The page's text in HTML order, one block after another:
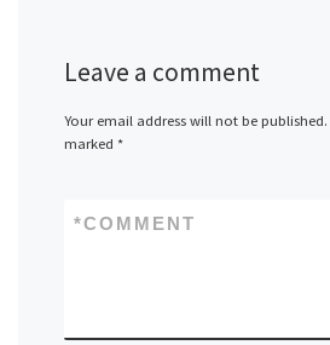
Leave a comment
Your email address will not be published.
marked *
COMMENT
*